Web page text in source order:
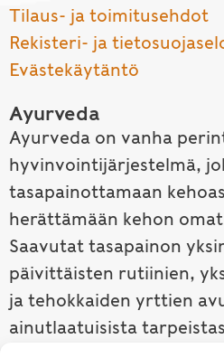
Tilaus- ja toimitusehdot
Rekisteri- ja
Evästekäytäntö
Ayurveda
Ayurveda on vanha
hyvinvointijärjestelmä,
tasapainottamaan
herättämään kehon
Saavutat tasapainon
päivittäisten rutiinien,
ja tehokkaiden yrttien
ainutlaatuisista